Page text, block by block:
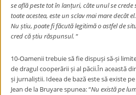
se află peste tot în lanțuri, câte unul se
toate acestea, este un sclav mai mare decât
Nu știu, poate fi făcută legitimă o astfel de
cred că știu răspunsul. “
10-Oamenii trebuie să fie dispuși să-și
de dragul cooperării și al păcii.În această
și jurnaliștii. Ideea de bază este să existe
Jean de la Bruyare spunea: “Nu există pe